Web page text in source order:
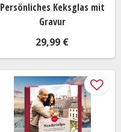
Persönliches Keksglas mit
Gravur
29,99 €